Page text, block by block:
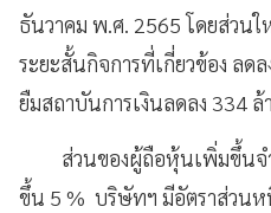
ธันวาคม พ.ศ. 2565 โดยส่วน
ระยะสั้นกิจการที่เกี่ยวข้อง ลด
ยืมสถาบันการเงินลดลง 334
ส่วนของผู้ถือหุ้นเพิ่มขึ้นจำ
ขึ้น 5 % บริษัทฯ มีอัตราส่วน